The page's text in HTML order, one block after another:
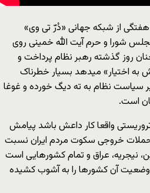
۲۴مین تحلیل هفتگی از شبکه جهانی «دُرّ تی وی»
شورا و حرم آیت الله خمینی روی
روز گذشته رهبر نظام پرداخت و
به اختیار» میدهد بسیار خطرناک
سیاست نظام به ته دیگ خورده و غوغا
است.
واقعا کار داعش باشد پیامش
حملات خروجی سکوت مردم ایران نسبت
نیجریه، عراق و تمام کشورهایی است
وضعیت آن کشورها را به آشوب کشیده